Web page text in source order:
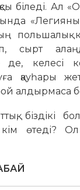
біледі. Ал
польшалық
сырт
де, келесі
қауһары
алдырмаса
біздікі
өтеді?